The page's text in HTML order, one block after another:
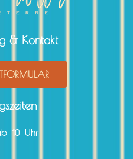
& Kontakt
10 Uhr